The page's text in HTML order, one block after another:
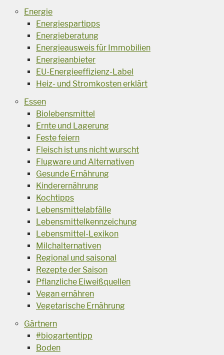
Energie
Energiespartipps
Energieberatung
Energieausweis für Immobilien
Energieanbieter
EU-Energieeffizienz-Label
Heiz- und Stromkosten erklärt
Essen
Biolebensmittel
Ernte und Lagerung
Feste feiern
Fleisch ist uns nicht wurscht
Flugware und Alternativen
Gesunde Ernährung
Kinderernährung
Kochtipps
Lebensmittelabfälle
Lebensmittelkennzeichung
Lebensmittel-Lexikon
Milchalternativen
Regional und saisonal
Rezepte der Saison
Pflanzliche Eiweißquellen
Vegan ernähren
Vegetarische Ernährung
Gärtnern
#biogartentipp
Boden